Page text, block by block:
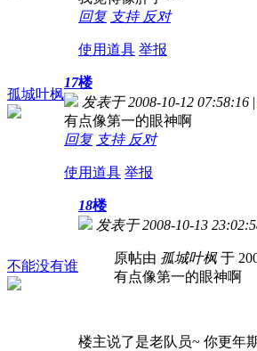
回复 支持 反对
使用道具 举报
孤城叶枫
17楼
发表于 2008-10-12 07:58:16 |
有点像第一的眼神啊
回复 支持 反对
使用道具 举报
不能没有谁
18楼
发表于 2008-10-13
原帖由 孤城叶枫于
有点像第一的眼神啊
楼主说了是老队员~ 你更年